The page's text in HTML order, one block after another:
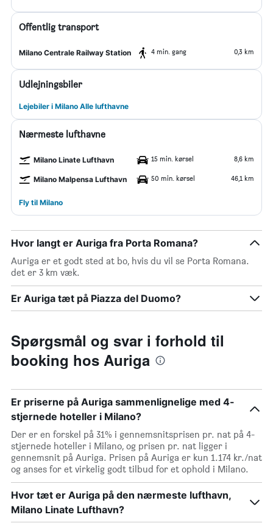
Offentlig transport
Milano Centrale Railway Station 4 min. gang 0,3 km
Udlejningsbiler
Lejebiler i Milano Alle lufthavne
Nærmeste lufthavne
Milano Linate Lufthavn 15 min. kørsel 8,6 km
Milano Malpensa Lufthavn 50 min. kørsel 46,1 km
Fly til Milano
Hvor langt er Auriga fra Porta Romana?
Auriga er et godt sted at bo, hvis du vil se Porta Romana.
det er 3 km væk.
Er Auriga tæt på Piazza del Duomo?
Spørgsmål og svar i forhold til
booking hos Auriga
Er priserne på Auriga sammenlignelige med 4-
stjernede hoteller i Milano?
Der er en forskel på 31% i gennemsnitsprisen pr. nat på 4-
stjernede hoteller i Milano, og prisen pr. nat ligger i
gennemsnit på Auriga. Prisen på Auriga er kun 1.174 kr./nat
og anses for et virkelig godt tilbud for et ophold i Milano.
Hvor tæt er Auriga på den nærmeste lufthavn,
Milano Linate Lufthavn?